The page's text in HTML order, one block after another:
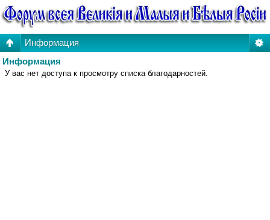
Информация
Информация
У вас нет доступа к просмотру списка благодарностей.